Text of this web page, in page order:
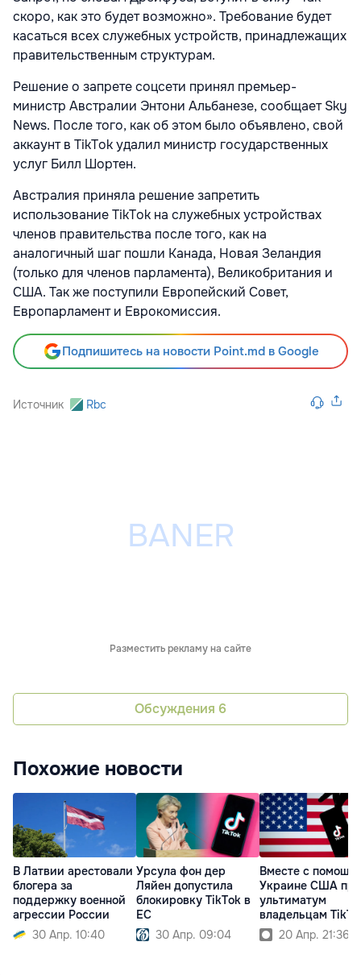
скоро, как это будет возможно». Требование будет
касаться всех служебных устройств, принадлежащих
правительственным структурам.
Решение о запрете соцсети принял премьер-
министр Австралии Энтони Альбанезе, сообщает Sky
News. После того, как об этом было объявлено, свой
аккаунт в TikTok удалил министр государственных
услуг Билл Шортен.
Австралия приняла решение запретить
использование TikTok на служебных устройствах
членов правительства после того, как на
аналогичный шаг пошли Канада, Новая Зеландия
(только для членов парламента), Великобритания и
США. Так же поступили Европейский Совет,
Европарламент и Еврокомиссия.
Подпишитесь на новости Point.md в Google
Источник Rbc
Разместить рекламу на сайте
Обсуждения 6
Похожие новости
В Латвии арестовали
блогера за
поддержку военной
агрессии России
30 Апр. 10:40
Урсула фон дер
Ляйен допустила
блокировку TikTok в
ЕС
30 Апр. 09:04
Вместе с
Украине США
ультиматум
владельцам
20 Апр. 21:36